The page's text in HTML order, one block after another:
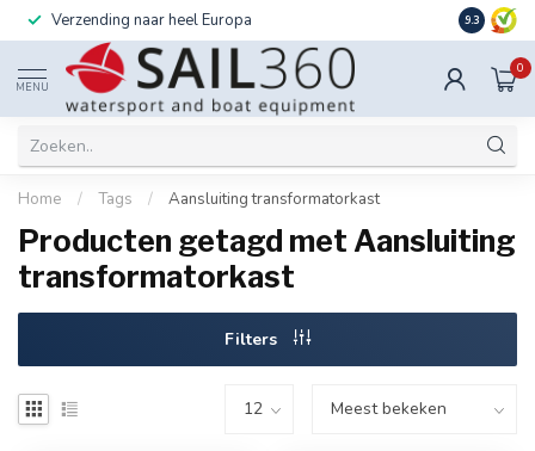
Verzending naar heel Europa Ook
9.3
MENU
0
Home / Tags / Aansluiting transformatorkast
Producten getagd met Aansluiting
transformatorkast
Filters